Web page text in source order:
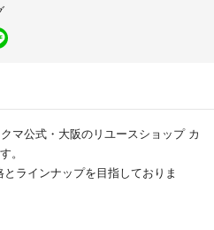
マ公式・大阪のリユースショップ カ
。
ラインナップを目指しておりま